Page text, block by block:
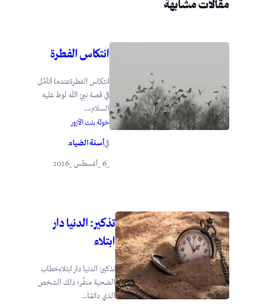
مقالات مشابهة
انتكاس الفطرة
انتكاس الفطرةعندما أتأمَّل
في قصة نبيّ الله لوط عليه
السلام،...
خولة بنت الأزور
فيأسنة الضياء.
تذكير: الدنيا دار
ابتلاء
تذكير: الدنيا دار ابتلاءخطاب
الضحية منفِّر؛ ذلك الشخص
الذي دائمًا...